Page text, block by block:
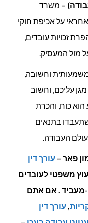
– משרד
על אכיפת חוקי
זכויות עובדים,
מול המעסיק.
משמעותית וחשובה,
עליכם, וחשוב
הוא כוח, והכרת
בתנאים
העבודה.
פאר – עורך דין
משפטי לעובדים
מעביד . אם אתם
, עורך דין